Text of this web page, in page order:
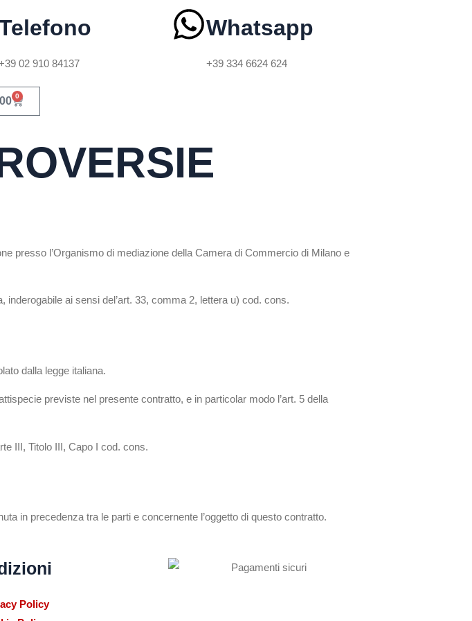
02 910 84137
Whatsapp
+39 334 6624 624
0
presso l’Organismo di mediazione della Camera di Commercio di Milano e
ai sensi del’art. 33, comma 2, lettera u) cod. cons.
dalla legge italiana.
previste nel presente contratto, e in particolar modo l’art. 5 della
III, Titolo III, Capo I cod. cons.
in precedenza tra le parti e concernente l’oggetto di questo contratto.
Policy